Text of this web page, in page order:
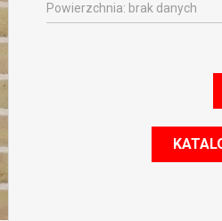
Powierzchnia: brak danych